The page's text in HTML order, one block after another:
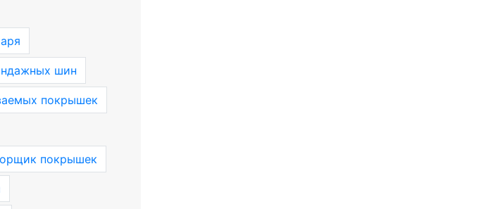
шин
покрышек
покрышек